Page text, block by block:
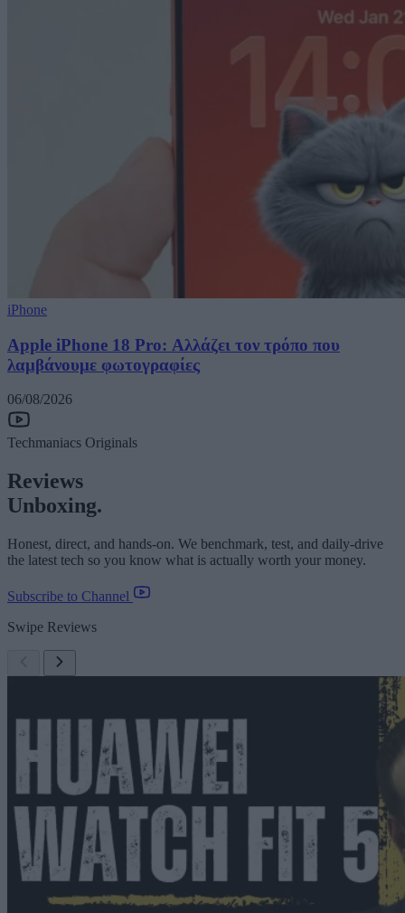
iPhone
Apple iPhone 18 Pro: Αλλάζει τον τρόπο που
λαμβάνουμε φωτογραφίες
06/08/2026
Techmaniacs Originals
Reviews
Unboxing.
Honest, direct, and hands-on. We benchmark, test, and daily-drive
the latest tech so you know what is actually worth your money.
Subscribe to Channel
Swipe Reviews